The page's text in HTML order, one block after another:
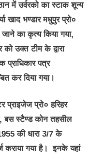
में उर्वरको का स्टाक शून्य
खाद भण्डार मधुपुर प्रो०
जाने का कृत्य किया गया,
उक्त टीम के द्वारा
प्राधिकार पत्र
कर दिया गया।
प्राइजेज प्रो० हरिहर
बस स्टैण्ड कोन तहसील
की धारा 3/7 के
कराया गया है। इनके यहां